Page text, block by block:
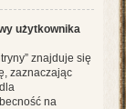
użytkownika
znajduje się
zaznaczając
na